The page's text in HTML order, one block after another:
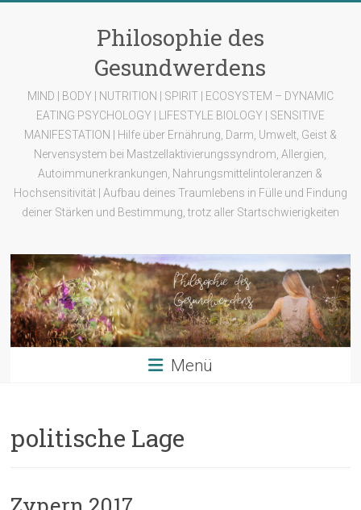
Philosophie des
Gesundwerdens
MIND | BODY | NUTRITION | SPIRIT | ECOSYSTEM – DYNAMIC
EATING PSYCHOLOGY | LIFESTYLE BIOLOGY | SENSITIVE
MANIFESTATION | Hilfe über Ernährung, Darm, Umwelt, Geist &
Nervensystem bei Mastzellaktivierungssyndrom, Allergien,
Autoimmunerkrankungen, Nahrungsmittelintoleranzen &
Hochsensitivität | Aufbau deines Traumlebens in Fülle und Findung
deiner Stärken und Bestimmung, trotz aller Startschwierigkeiten
Menü
politische Lage